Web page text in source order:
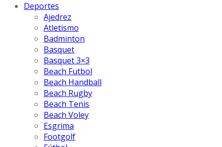
Deportes
Ajedrez
Atletismo
Badminton
Basquet
Basquet 3×3
Beach Futbol
Beach Handball
Beach Rugby
Beach Tenis
Beach Voley
Esgrima
Footgolf